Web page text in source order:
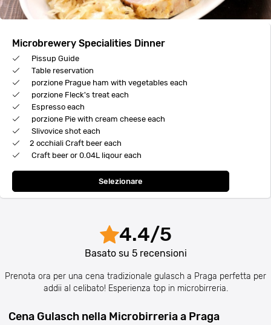
Microbrewery Specialities Dinner
Pissup Guide
Table reservation
porzione Prague ham with vegetables each
porzione Fleck's treat each
Espresso each
porzione Pie with cream cheese each
Slivovice shot each
2 occhiali Craft beer each
Craft beer or 0.04L liqour each
Selezionare
4.4/5
Basato su 5recensioni
Prenota ora per una cena tradizionale gulasch a Praga perfetta per
addii al celibato! Esperienza top in microbirreria.
Cena Gulasch nella Microbirreria a Praga